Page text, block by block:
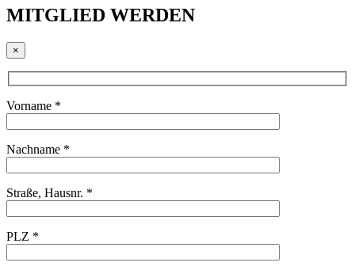
MITGLIED WERDEN
×
Vorname *
Nachname *
Straße, Hausnr. *
PLZ *